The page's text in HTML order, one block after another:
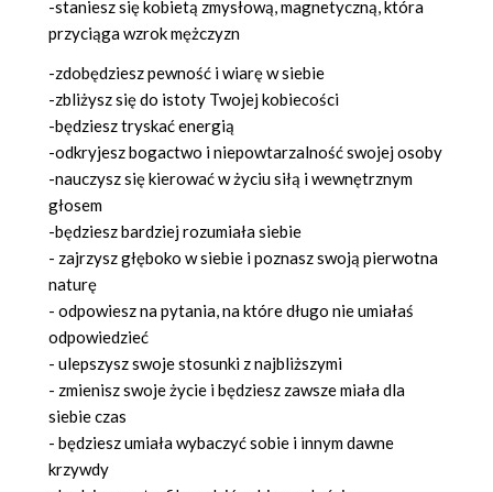
-staniesz się kobietą zmysłową, magnetyczną, która
przyciąga wzrok mężczyzn
-zdobędziesz pewność i wiarę w siebie
-zbliżysz się do istoty Twojej kobiecości
-będziesz tryskać energią
-odkryjesz bogactwo i niepowtarzalność swojej osoby
-nauczysz się kierować w życiu siłą i wewnętrznym
głosem
-będziesz bardziej rozumiała siebie
- zajrzysz głęboko w siebie i poznasz swoją pierwotna
naturę
- odpowiesz na pytania, na które długo nie umiałaś
odpowiedzieć
- ulepszysz swoje stosunki z najbliższymi
- zmienisz swoje życie i będziesz zawsze miała dla
siebie czas
- będziesz umiała wybaczyć sobie i innym dawne
krzywdy